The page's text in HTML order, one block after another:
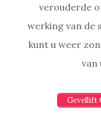
verouderde
werking van de
kunt u weer
van
Gevellift